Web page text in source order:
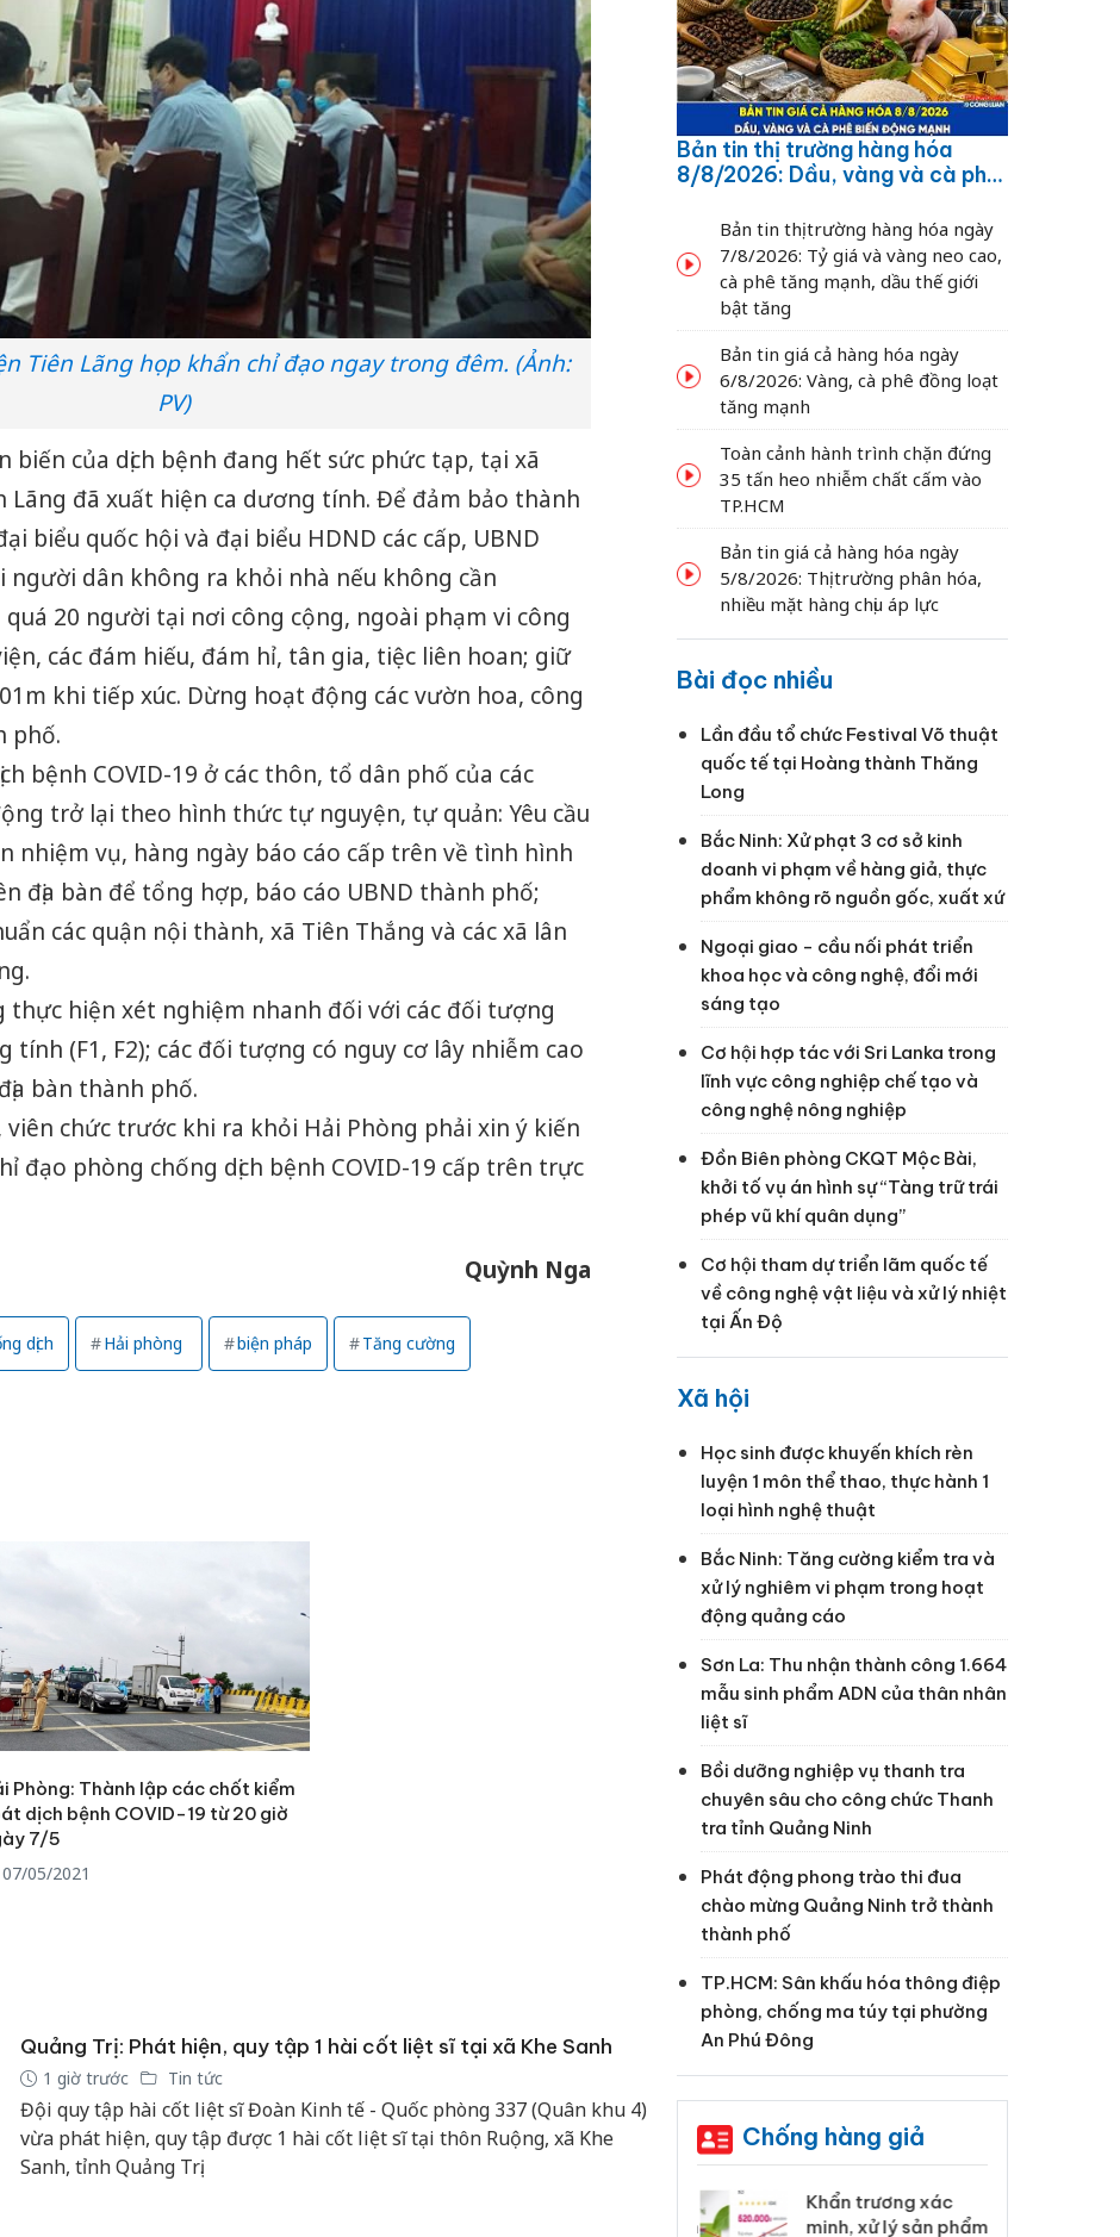
Tiên Lãng họp khẩn chỉ đạo ngay trong đêm. (Ảnh:
PV)
biến của dịch bệnh đang hết sức phức tạp, tại xã
Lãng đã xuất hiện ca dương tính. Để đảm bảo thành
biểu quốc hội và đại biểu HDND các cấp, UBND
người dân không ra khỏi nhà nếu không cần
20 người tại nơi công cộng, ngoài phạm vi công
các đám hiếu, đám hỉ, tân gia, tiệc liên hoan; giữ
khi tiếp xúc. Dừng hoạt động các vườn hoa, công
phố.
bệnh COVID-19 ở các thôn, tổ dân phố của các
trở lại theo hình thức tự nguyện, tự quản: Yêu cầu
nhiệm vụ, hàng ngày báo cáo cấp trên về tình hình
địa bàn để tổng hợp, báo cáo UBND thành phố;
các quận nội thành, xã Tiên Thắng và các xã lân
thực hiện xét nghiệm nhanh đối với các đối tượng
tính (F1, F2); các đối tượng có nguy cơ lây nhiễm cao
bàn thành phố.
viên chức trước khi ra khỏi Hải Phòng phải xin ý kiến
đạo phòng chống dịch bệnh COVID-19 cấp trên trực
Quỳnh Nga
dịch Hải phòng biện pháp Tăng cường
Phòng: Thành lập các chốt kiểm
dịch bệnh COVID-19 từ 20 giờ
7/5
07/05/2021
Quảng Trị: Phát hiện, quy tập 1 hài cốt liệt sĩ tại xã Khe Sanh
1 giờ trước Tin tức
Đội quy tập hài cốt liệt sĩ Đoàn Kinh tế - Quốc phòng 337 (Quân khu 4)
vừa phát hiện, quy tập được 1 hài cốt liệt sĩ tại thôn Ruộng, xã Khe
Sanh, tỉnh Quảng Trị.
Bản tin thị trường hàng hóa
8/8/2026: Dầu, vàng và cà phê
Bản tin thị trường hàng hóa ngày
7/8/2026: Tỷ giá và vàng neo cao,
cà phê tăng mạnh, dầu thế giới
bật tăng
Bản tin giá cả hàng hóa ngày
6/8/2026: Vàng, cà phê đồng loạt
tăng mạnh
Toàn cảnh hành trình chặn đứng
35 tấn heo nhiễm chất cấm vào
TP.HCM
Bản tin giá cả hàng hóa ngày
5/8/2026: Thị trường phân hóa,
nhiều mặt hàng chịu áp lực
Bài đọc nhiều
Lần đầu tổ chức Festival Võ thuật
quốc tế tại Hoàng thành Thăng
Long
Bắc Ninh: Xử phạt 3 cơ sở kinh
doanh vi phạm về hàng giả, thực
phẩm không rõ nguồn gốc, xuất xứ
Ngoại giao - cầu nối phát triển
khoa học và công nghệ, đổi mới
sáng tạo
Cơ hội hợp tác với Sri Lanka trong
lĩnh vực công nghiệp chế tạo và
công nghệ nông nghiệp
Đồn Biên phòng CKQT Mộc Bài,
khởi tố vụ án hình sự “Tàng trữ trái
phép vũ khí quân dụng”
Cơ hội tham dự triển lãm quốc tế
về công nghệ vật liệu và xử lý nhiệt
tại Ấn Độ
Xã hội
Học sinh được khuyến khích rèn
luyện 1 môn thể thao, thực hành 1
loại hình nghệ thuật
Bắc Ninh: Tăng cường kiểm tra và
xử lý nghiêm vi phạm trong hoạt
động quảng cáo
Sơn La: Thu nhận thành công 1.664
mẫu sinh phẩm ADN của thân nhân
liệt sĩ
Bồi dưỡng nghiệp vụ thanh tra
chuyên sâu cho công chức Thanh
tra tỉnh Quảng Ninh
Phát động phong trào thi đua
chào mừng Quảng Ninh trở thành
thành phố
TP.HCM: Sân khấu hóa thông điệp
phòng, chống ma túy tại phường
An Phú Đông
Chống hàng giả
Khẩn trương xác
minh, xử lý sản phẩm